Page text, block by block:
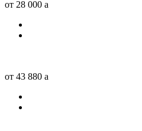
от 28 000 a
от 43 880 a